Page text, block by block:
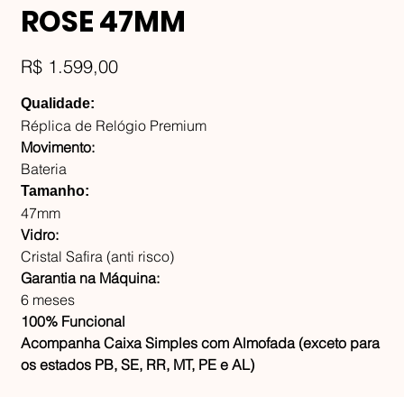
ROSE 47MM
Preço
R$ 1.599,00
Qualidade:
Réplica de Relógio Premium
Movimento:
Bateria
Tamanho:
47mm
Vidro:
Cristal Safira (anti risco)
Garantia na Máquina:
6 meses
100% Funcional
Acompanha Caixa Simples com Almofada (exceto para
os estados PB, SE, RR, MT, PE e AL)